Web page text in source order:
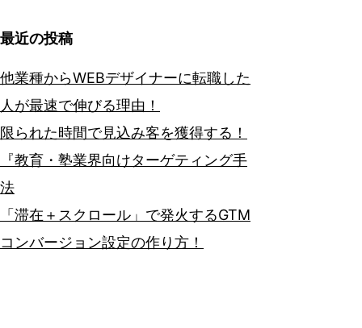
最近の投稿
他業種からWEBデザイナーに転職した
人が最速で伸びる理由！
限られた時間で見込み客を獲得する！
『教育・塾業界向けターゲティング手
法
「滞在＋スクロール」で発火するGTM
コンバージョン設定の作り方！